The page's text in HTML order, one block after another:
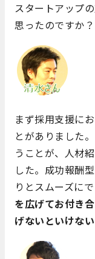
スタートアップ
思ったのですか？
まず採用支援に
とがありました
うことが、人材
した。成功報酬
りとスムーズに
を広げてお付き
げないといけない